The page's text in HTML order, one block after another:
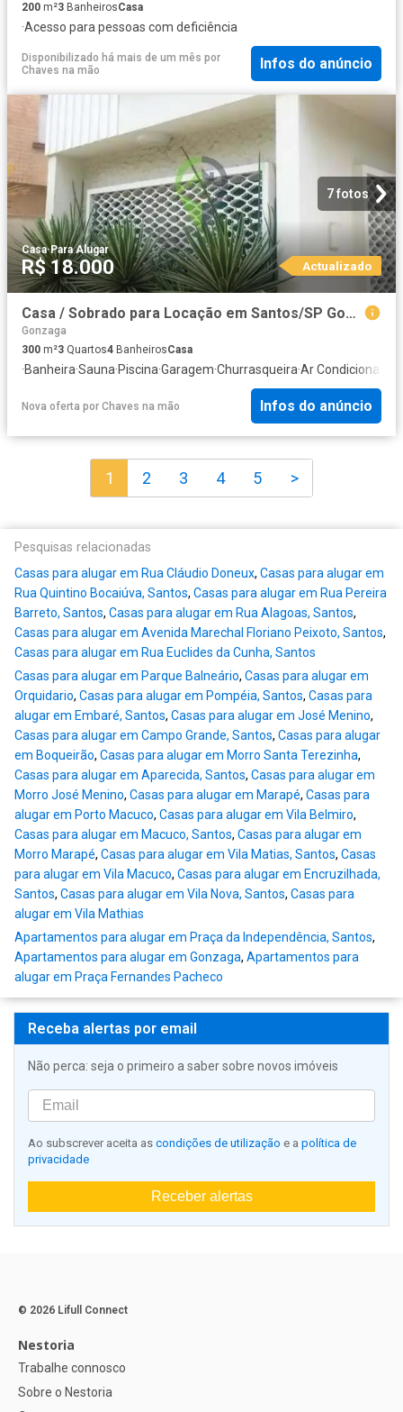
200 m²3 BanheirosCasa
·Acesso para pessoas com deficiência
Disponibilizado há mais de um mês por
Chaves na mão
Infos do anúncio
7 fotos
Casa·Para Alugar
R$ 18.000 Actualizado
Casa / Sobrado para Locação em Santos/SP Gonzaga 3 Quartos
Gonzaga
300 m²3 Quartos4 BanheirosCasa
·Banheira·Sauna·Piscina·Garagem·Churrasqueira·Ar Condicionado
Nova oferta por Chaves na mão Infos do anúncio
1 2 3 4 5 >
Pesquisas relacionadas
Casas para alugar em Rua Cláudio Doneux, Casas para alugar em
Rua Quintino Bocaiúva, Santos, Casas para alugar em Rua Pereira
Barreto, Santos, Casas para alugar em Rua Alagoas, Santos,
Casas para alugar em Avenida Marechal Floriano Peixoto, Santos,
Casas para alugar em Rua Euclides da Cunha, Santos
Casas para alugar em Parque Balneário, Casas para alugar em
Orquidario, Casas para alugar em Pompéia, Santos, Casas para
alugar em Embaré, Santos, Casas para alugar em José Menino,
Casas para alugar em Campo Grande, Santos, Casas para alugar
em Boqueirão, Casas para alugar em Morro Santa Terezinha,
Casas para alugar em Aparecida, Santos, Casas para alugar em
Morro José Menino, Casas para alugar em Marapé, Casas para
alugar em Porto Macuco, Casas para alugar em Vila Belmiro,
Casas para alugar em Macuco, Santos, Casas para alugar em
Morro Marapé, Casas para alugar em Vila Matias, Santos, Casas
para alugar em Vila Macuco, Casas para alugar em Encruzilhada,
Santos, Casas para alugar em Vila Nova, Santos, Casas para
alugar em Vila Mathias
Apartamentos para alugar em Praça da Independência, Santos,
Apartamentos para alugar em Gonzaga, Apartamentos para
alugar em Praça Fernandes Pacheco
Receba alertas por email
Não perca: seja o primeiro a saber sobre novos imóveis
Ao subscrever aceita as condições de utilização e a política de
privacidade
Receber alertas
© 2026 Lifull Connect
Nestoria
Trabalhe connosco
Sobre o Nestoria